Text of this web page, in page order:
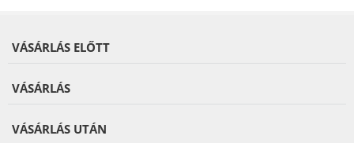
VÁSÁRLÁS ELŐTT
VÁSÁRLÁS
VÁSÁRLÁS UTÁN